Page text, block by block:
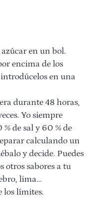
en un bol.
encima de los
en una
durante 48 horas,
Yo siempre
de sal y 60 % de
calculando un
y decide. Puedes
otros sabores a tu
lima…
los límites.